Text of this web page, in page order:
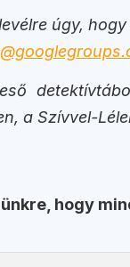
úgy,
a Szívvel-
hogy